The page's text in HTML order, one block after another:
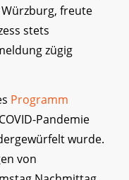
freute
stets
zügig
Programm
Pandemie
wurde.
von